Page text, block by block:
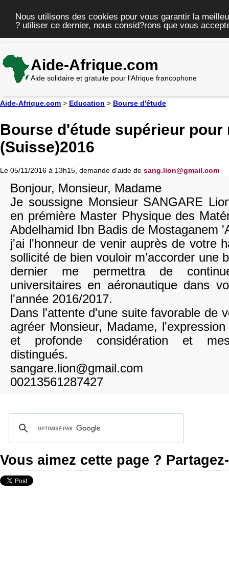
Nous utilisons des cookies pour vous garantir la
? utiliser ce dernier, nous consid?rons que vous
Aide-Afrique.com
Aide solidaire et gratuite pour l'Afrique francophone
Aide-Afrique.com > Education > Bourse d'étude
Bourse d'étude supérieur pour
(Suisse)2016
Le 05/11/2016 à 13h15, demande d'aide de sang.lion@gmail.com
Bonjour, Monsieur, Madame
Je soussigne Monsieur SANGARE
en prémière Master Physique des
Abdelhamid Ibn Badis de Mostaganem
j'ai l'honneur de venir auprès de votre
sollicité de bien vouloir m'accorder une
dernier me permettra de
universitaires en aéronautique dans
l'année 2016/2017.
Dans l'attente d'une suite favorable de
agréer Monsieur, Madame,
et profonde considération et mes
distingués.
sangare.lion@gmail.com
00213561287427
Vous aimez cette page ?